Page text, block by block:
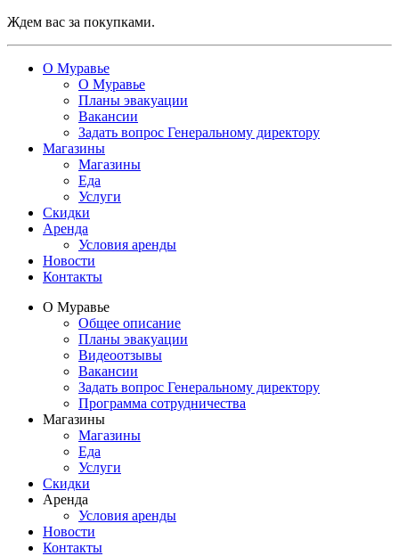
Ждем вас за покупками.
О Муравье
О Муравье
Планы эвакуации
Вакансии
Задать вопрос Генеральному директору
Магазины
Магазины
Еда
Услуги
Скидки
Аренда
Условия аренды
Новости
Контакты
О Муравье
Общее описание
Планы эвакуации
Видеоотзывы
Вакансии
Задать вопрос Генеральному директору
Программа сотрудничества
Магазины
Магазины
Еда
Услуги
Скидки
Аренда
Условия аренды
Новости
Контакты